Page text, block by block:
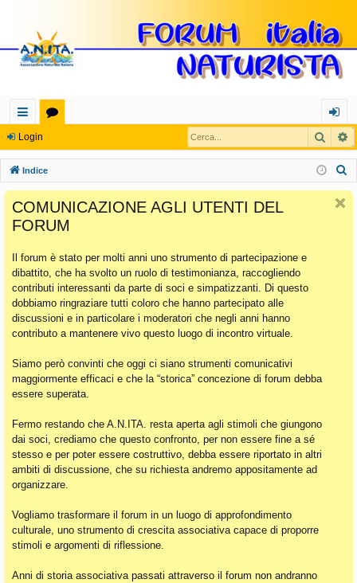
oll
eg
a
m
en
ti
Ra
pi
di
u
m
og
in
Login Cerca
Indice
COMUNICAZIONE AGLI UTENTI DEL
FORUM
Il forum è stato per molti anni uno strumento di partecipazione e
dibattito, che ha svolto un ruolo di testimonianza, raccogliendo
contributi interessanti da parte di soci e simpatizzanti. Di questo
dobbiamo ringraziare tutti coloro che hanno partecipato alle
discussioni e in particolare i moderatori che negli anni hanno
contributo a mantenere vivo questo luogo di incontro virtuale.
Siamo però convinti che oggi ci siano strumenti comunicativi
maggiormente efficaci e che la “storica” concezione di forum debba
essere superata.
Fermo restando che A.N.ITA. resta aperta agli stimoli che giungono
dai soci, crediamo che questo confronto, per non essere fine a sé
stesso e per poter essere costruttivo, debba essere riportato in altri
ambiti di discussione, che su richiesta andremo appositamente ad
organizzare.
Vogliamo trasformare il forum in un luogo di approfondimento
culturale, uno strumento di crescita associativa capace di proporre
stimoli e argomenti di riflessione.
Anni di storia associativa passati attraverso il forum non andranno